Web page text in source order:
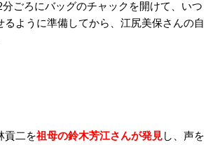
ごろにバッグのチャックを開けて、いつ
るように準備してから、江尻美保さんの自
貢二を祖母の鈴木芳江さんが発見し、声を